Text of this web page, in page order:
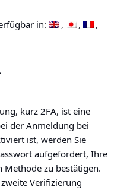
in:
kurz 2FA, ist eine
der Anmeldung bei
ist, werden Sie
aufgefordert, Ihre
zu bestätigen.
Verifizierung